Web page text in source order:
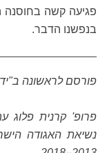
פגיעה קשה בחוסנה
בנפשנו הדבר.
פורסם לראשונה
פרופ' קרנית פלוג
נשיאת האגודה